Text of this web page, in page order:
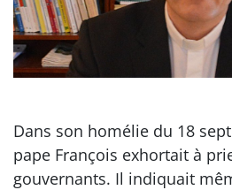
Dans son homélie du 18
pape François exhortait à
gouvernants. Il indiquait